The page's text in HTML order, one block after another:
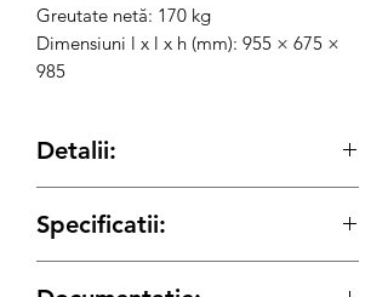
Greutate netă: 170 kg
Dimensiuni l x l x h (mm): 955 × 675 ×
985
Detalii:
Generator de curent monofazic (ATS
Specificatii: